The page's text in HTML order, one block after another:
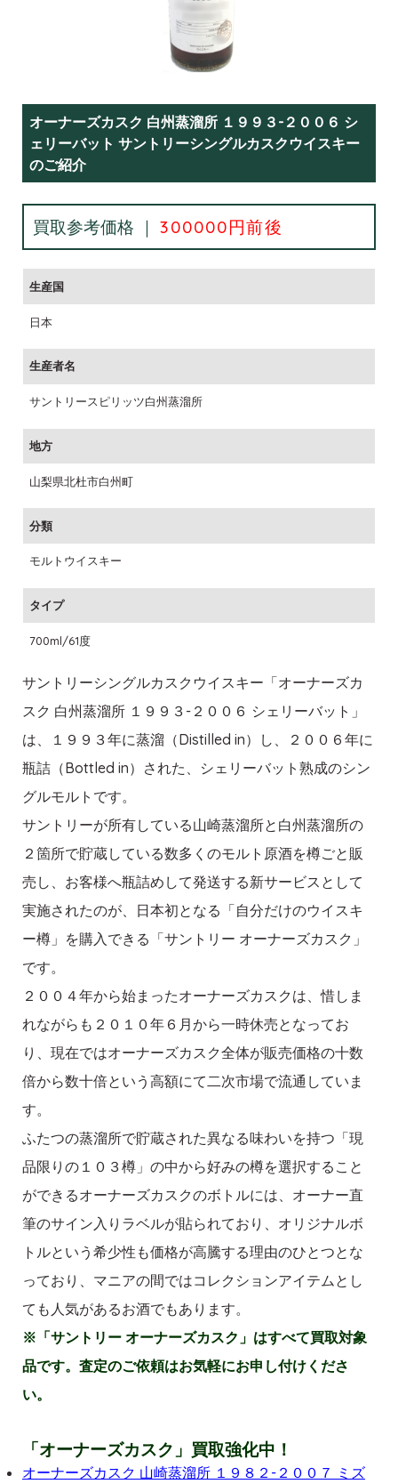
オーナーズカスク 白州蒸溜所 １９９３-２００６ シ
ェリーバット サントリーシングルカスクウイスキー
のご紹介
買取参考価格 ｜ 300000円前後
生産国
日本
生産者名
サントリースピリッツ白州蒸溜所
地方
山梨県北杜市白州町
分類
モルトウイスキー
タイプ
700ml/61度
サントリーシングルカスクウイスキー「オーナーズカ
スク 白州蒸溜所 １９９３-２００６ シェリーバット」
は、１９９３年に蒸溜（Distilled in）し、２００６年に
瓶詰（Bottled in）された、シェリーバット熟成のシン
グルモルトです。
サントリーが所有している山崎蒸溜所と白州蒸溜所の
２箇所で貯蔵している数多くのモルト原酒を樽ごと販
売し、お客様へ瓶詰めして発送する新サービスとして
実施されたのが、日本初となる「自分だけのウイスキ
ー樽」を購入できる「サントリー オーナーズカスク」
です。
２００４年から始まったオーナーズカスクは、惜しま
れながらも２０１０年６月から一時休売となってお
り、現在ではオーナーズカスク全体が販売価格の十数
倍から数十倍という高額にて二次市場で流通していま
す。
ふたつの蒸溜所で貯蔵された異なる味わいを持つ「現
品限りの１０３樽」の中から好みの樽を選択すること
ができるオーナーズカスクのボトルには、オーナー直
筆のサイン入りラベルが貼られており、オリジナルボ
トルという希少性も価格が高騰する理由のひとつとな
っており、マニアの間ではコレクションアイテムとし
ても人気があるお酒でもあります。
※「サントリー オーナーズカスク」はすべて買取対象
品です。査定のご依頼はお気軽にお申し付けくださ
い。
「オーナーズカスク」買取強化中！
オーナーズカスク 山崎蒸溜所 １９８２-２００７ ミズ